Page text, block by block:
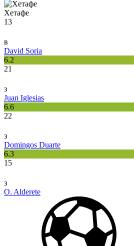
Хетафе
13
в
David Soria
6.2
21
з
Juan Iglesias
6.6
22
з
Domingos Duarte
6.3
15
з
O. Alderete